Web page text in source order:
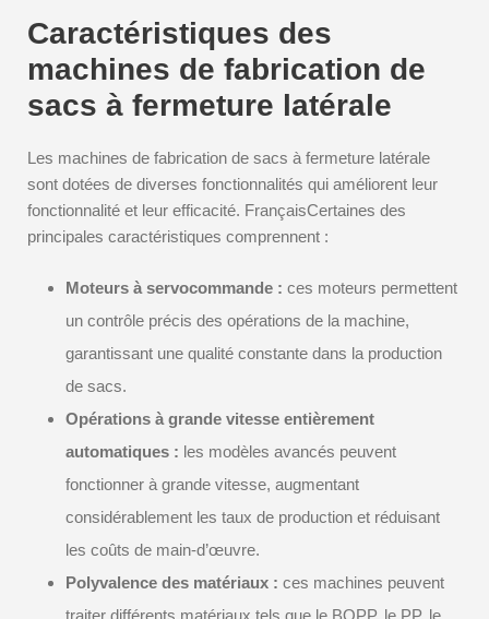
Caractéristiques des
machines de fabrication de
sacs à fermeture latérale
Les machines de fabrication de sacs à fermeture latérale
sont dotées de diverses fonctionnalités qui améliorent leur
fonctionnalité et leur efficacité. FrançaisCertaines des
principales caractéristiques comprennent :
Moteurs à servocommande : ces moteurs permettent
un contrôle précis des opérations de la machine,
garantissant une qualité constante dans la production
de sacs.
Opérations à grande vitesse entièrement
automatiques : les modèles avancés peuvent
fonctionner à grande vitesse, augmentant
considérablement les taux de production et réduisant
les coûts de main-d’œuvre.
Polyvalence des matériaux : ces machines peuvent
traiter différents matériaux tels que le BOPP, le PP, le